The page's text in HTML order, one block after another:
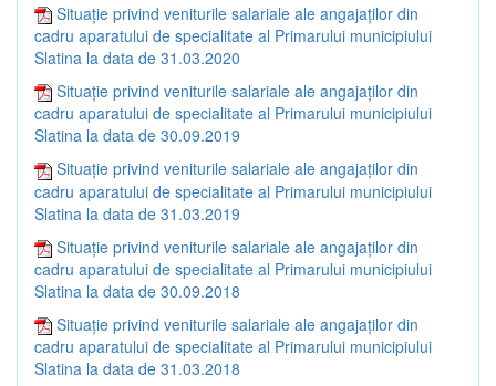
Situație privind veniturile salariale ale angajaților din
cadru aparatului de specialitate al Primarului municipiului
Slatina la data de 31.03.2020
Situație privind veniturile salariale ale angajaților din
cadru aparatului de specialitate al Primarului municipiului
Slatina la data de 30.09.2019
Situație privind veniturile salariale ale angajaților din
cadru aparatului de specialitate al Primarului municipiului
Slatina la data de 31.03.2019
Situație privind veniturile salariale ale angajaților din
cadru aparatului de specialitate al Primarului municipiului
Slatina la data de 30.09.2018
Situație privind veniturile salariale ale angajaților din
cadru aparatului de specialitate al Primarului municipiului
Slatina la data de 31.03.2018